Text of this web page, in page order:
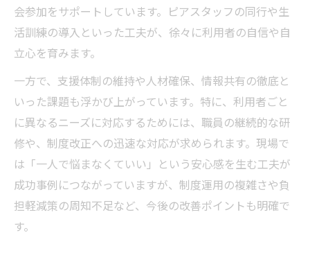
会参加をサポートしています。ピアスタッフの同行や生
活訓練の導入といった工夫が、徐々に利用者の自信や自
立心を育みます。
一方で、支援体制の維持や人材確保、情報共有の徹底と
いった課題も浮かび上がっています。特に、利用者ごと
に異なるニーズに対応するためには、職員の継続的な研
修や、制度改正への迅速な対応が求められます。現場で
は「一人で悩まなくていい」という安心感を生む工夫が
成功事例につながっていますが、制度運用の複雑さや負
担軽減策の周知不足など、今後の改善ポイントも明確で
す。